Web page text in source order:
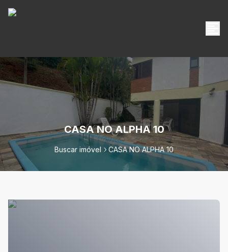
CASA NO ALPHA 10
Buscar imóvel CASA NO ALPHA 10